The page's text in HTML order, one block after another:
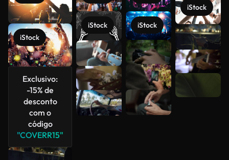
iStock
Exclusivo:
-15% de
desconto
com o
código
"COVERR15"
iStock iStock
iStock
Veja mais